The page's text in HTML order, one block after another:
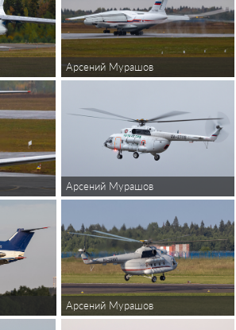
Арсений Мурашов
Арсений Мурашов
Арсений Мурашов